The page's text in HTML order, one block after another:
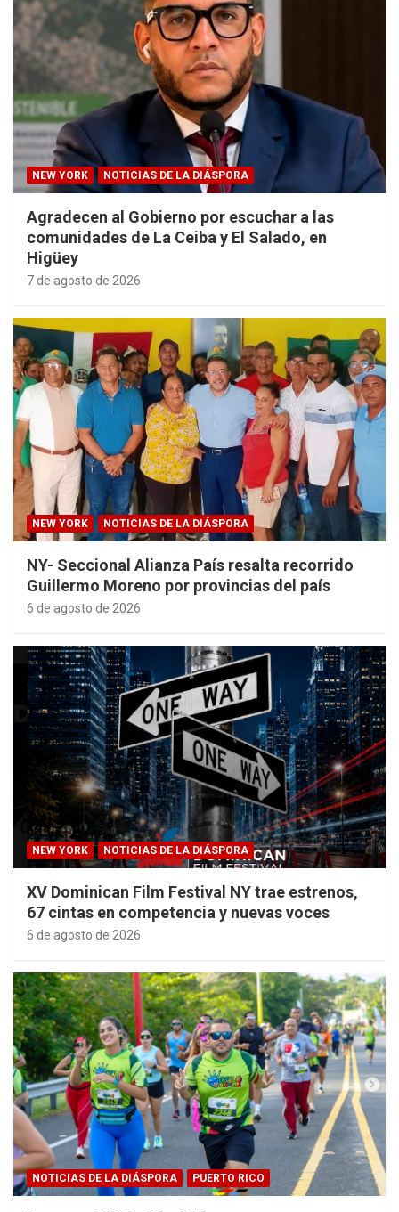
NEW YORK NOTICIAS DE LA DIÁSPORA
Agradecen al Gobierno por escuchar a las
comunidades de La Ceiba y El Salado, en
Higüey
7 de agosto de 2026
NEW YORK NOTICIAS DE LA DIÁSPORA
NY- Seccional Alianza País resalta recorrido
Guillermo Moreno por provincias del país
6 de agosto de 2026
NEW YORK NOTICIAS DE LA DIÁSPORA
XV Dominican Film Festival NY trae estrenos,
67 cintas en competencia y nuevas voces
6 de agosto de 2026
NOTICIAS DE LA DIÁSPORA PUERTO RICO